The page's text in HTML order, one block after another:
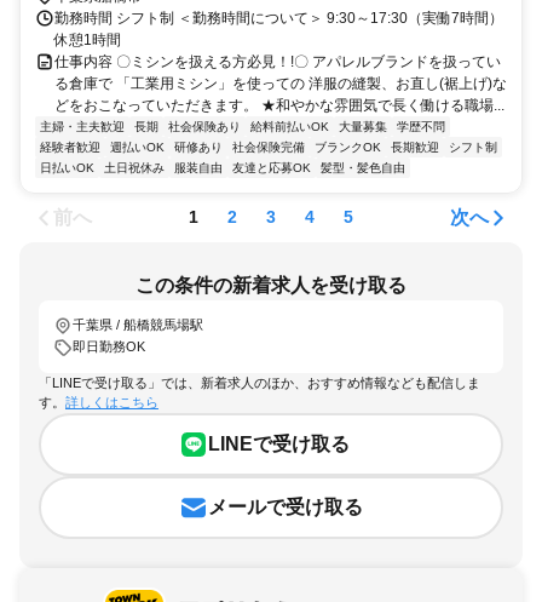
勤務時間 シフト制 ＜勤務時間について＞ 9:30～17:30（実働7時間）
休憩1時間
仕事内容 〇ミシンを扱える方必見！!〇 アパレルブランドを扱ってい
る倉庫で 「工業用ミシン」を使っての 洋服の縫製、お直し(裾上げ)な
どをおこなっていただきます。 ★和やかな雰囲気で長く働ける職場...
主婦・主夫歓迎 長期 社会保険あり 給料前払いOK 大量募集
学歴不問
経験者歓迎
週払いOK 研修あり 社会保険完備 ブランクOK 長期歓迎
シフト制
日払いOK
土日祝休み 服装自由 友達と応募OK 髪型・髪色自由
前へ 1 2 3 4 5 次へ
この条件の新着求人を受け取る
千葉県 / 船橋競馬場駅
即日勤務OK
「LINEで受け取る」では、新着求人のほか、おすすめ情報なども配信しま
す。 詳しくはこちら
LINEで受け取る
メールで受け取る